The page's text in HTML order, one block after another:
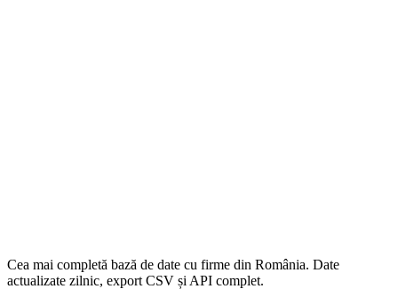
Cea mai completă bază de date cu firme din România. Date
actualizate zilnic, export CSV și API complet.